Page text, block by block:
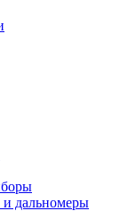
и дальномеры